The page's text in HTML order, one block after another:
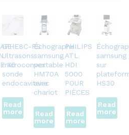
X6
GE E8C-RS
Ultrasons
microconvex
sonde
endocavitaire
Read
more
Échographe
samsung
portable
HM70A
avec
chariot
Read
more
PHILIPS
ATL
HDI
5000
POUR
PIÈCES
Read
more
samsung
sur
HS30
Read
more